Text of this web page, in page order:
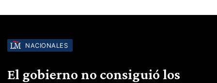
NACIONALES
El gobierno no consiguió los